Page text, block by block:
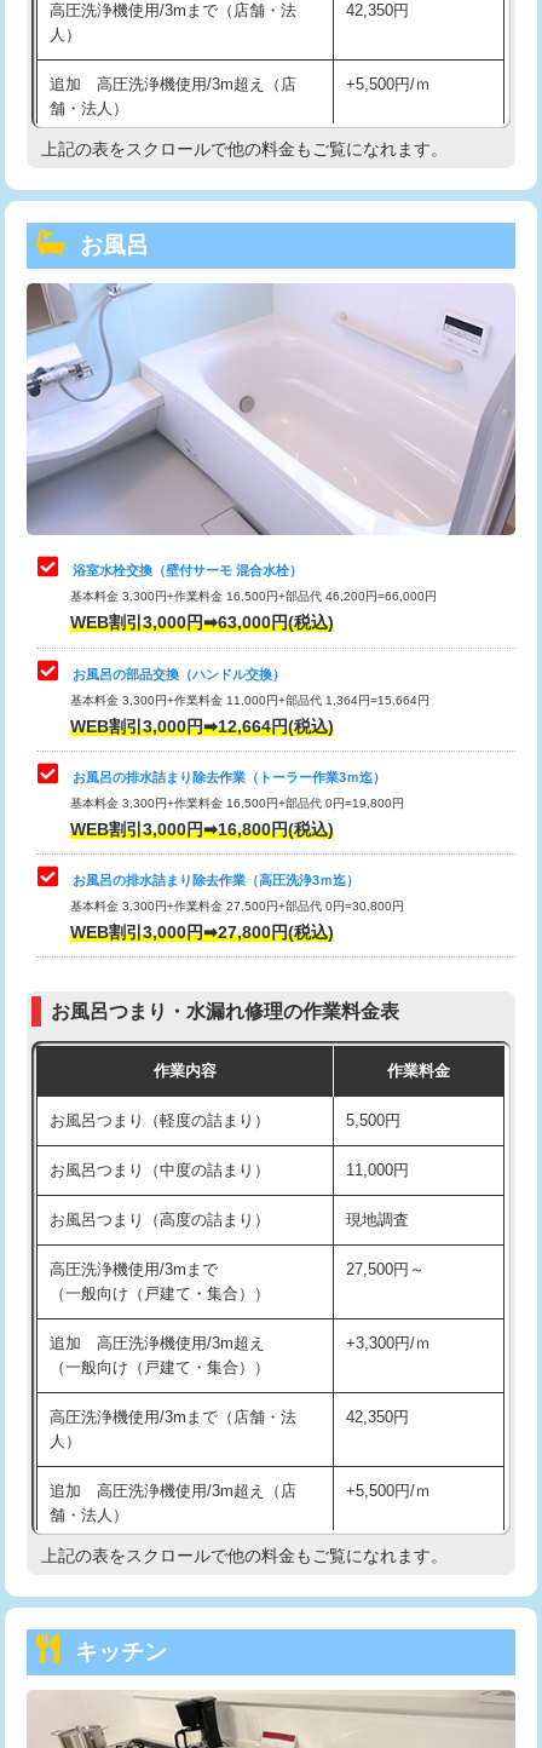
高圧洗浄機使用/3mまで（店舗・法
人）
42,350円
追加 高圧洗浄機使用/3m超え（店
舗・法人）
+5,500円/ｍ
高度高圧洗浄換 現地調査
トーラー機使用/3mまで
追加トーラー機使用/3m超え
カメラ調査 33,000円
桝清掃 8,800円
止水・漏水調査・防水処理・清掃・修
理・調整・分解・加工など（軽作業）
止水・漏水調査・防水処理・清掃・修
理・調整・分解・加工など（中作業）
22,000円
止水・漏水調査・防水処理・清掃・修
理・調整・分解・加工など（重作業）
33,000円
トイレタンク脱着
トイレ便器脱着
タンクレストイレ脱着 33,000円
小便器トイレ脱着
その他部品の脱着 8,800円～
交換・取付（タンク）
交換・取付（普通便座） 11,000円+材料費
交換・取付（温水洗浄便座） 16,500円+材料費
交換・取付(単水栓（壁付・デッキ
式）)
13,200円+材料費
交換・取付(混合水栓（壁付・デッキ
式・ワンホール）)
16,500円+材料費
交換・取付(排水栓・排水トラップ
（P/S/ポップアップ））
22,000円+材料費
交換・取付（その他部品） 11,000円+材料費
持込商品取付（単水栓） 13,200円
持込商品取付（混合水栓）
持込商品取付（浄水器・分岐水栓） 16,500円
持込商品取付（温水洗浄便座） 22,000円
持込商品取付（普通便座⇔温水洗浄便
22,000円
給水管工事※（ホール加工)
給水管工事※（バンド止め) 3,300円
上記の表をスクロールで他の料金もご覧になれます。
お風呂
浴室水栓交換（壁付サーモ 混合水栓）
基本料金 3,300円+作業料金 16,500円+部品代 46,200円=66,000円
WEB割引3,000円➡63,000円(税込)
お風呂の部品交換（ハンドル交換）
基本料金 3,300円+作業料金 11,000円+部品代 1,364円=15,664円
WEB割引3,000円➡12,664円(税込)
お風呂の排水詰まり除去作業（トーラー作業3ｍ迄）
基本料金 3,300円+作業料金 16,500円+部品代 0円=19,800円
WEB割引3,000円➡16,800円(税込)
お風呂の排水詰まり除去作業（高圧洗浄3ｍ迄）
基本料金 3,300円+作業料金 27,500円+部品代 0円=30,800円
WEB割引3,000円➡27,800円(税込)
お風呂つまり・水漏れ修理の作業料金表
作業内容 作業料金
お風呂つまり（軽度の詰まり） 5,500円
お風呂つまり（中度の詰まり） 11,000円
お風呂つまり（高度の詰まり） 現地調査
高圧洗浄機使用/3mまで
（一般向け（戸建て・集合））
27,500円～
追加 高圧洗浄機使用/3m超え
（一般向け（戸建て・集合））
+3,300円/ｍ
高圧洗浄機使用/3mまで（店舗・法
人）
42,350円
追加 高圧洗浄機使用/3m超え（店
舗・法人）
+5,500円/ｍ
高度高圧洗浄換 現地調査
トーラー機使用/3mまで
追加トーラー機使用/3m超え +3,300円
上記の表をスクロールで他の料金もご覧になれます。
キッチン